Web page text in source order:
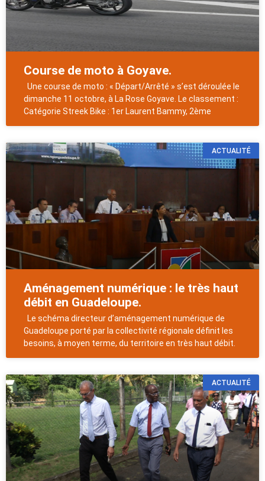
Course de moto à Goyave.
Une course de moto : « Départ/Arrêté » s’est déroulée le
dimanche 11 octobre, à La Rose Goyave. Le classement :
Catégorie Streek Bike : 1er Laurent Bammy, 2ème
ACTUALITÉ
Aménagement numérique : le très haut
débit en Guadeloupe.
Le schéma directeur d’aménagement numérique de
Guadeloupe porté par la collectivité régionale définit les
besoins, à moyen terme, du territoire en très haut débit.
ACTUALITÉ